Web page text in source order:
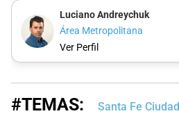
Luciano Andreychuk
Área Metropolitana
Ver Perfil
#TEMAS: Santa Fe Ciudad